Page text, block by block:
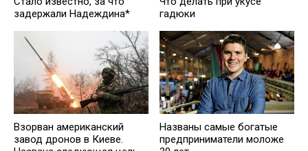
задержали Надеждина*
гадюки
Взорван американский
завод дронов в Киеве.
Названы самые богатые
предприниматели моложе